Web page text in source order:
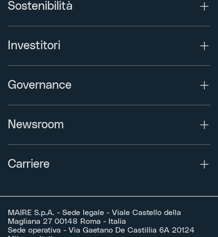
Sostenibilità
Investitori
Governance
Newsroom
Carriere
MAIRE S.p.A. - Sede legale - Viale Castello della
Magliana 27 00148 Roma - Italia
Sede operativa - Via Gaetano De Castillia 6A 20124